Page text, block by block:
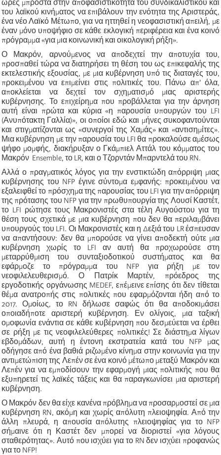
ώρες μπροστά στην αποφασιστικότητα του συνδικαλιστικού και
του λαϊκού κινήματος να επιβάλουν την ενότητα της Αριστεράς,
ένα νέο Λαϊκό Μέτωπο, για να ηττηθεί η νεοφασιστική απειλή, με
έναν μόνο υποψήφιο σε κάθε εκλογική περιφέρεια και ένα κοινό
πρόγραμμα «για μια κοινωνική και οικολογική ρήξη».
Ο Μακρόν, αρνούμενος να αποδεχτεί την αποτυχία του,
προσπαθεί τώρα να διατηρήσει τη θέση του ως επικεφαλής της
εκτελεστικής εξουσίας, με μια κυβέρνηση υπό τις διαταγές του,
προκειμένου να επιμείνει στις πολιτικές του. Πάνω απ' όλα,
αποκλείεται να δεχτεί τον σχηματισμό μιας αριστερής
κυβέρνησης. Το επιχείρημα που προβάλλεται για την άρνηση
αυτή είναι πρώτα και κύρια «η παρουσία υπουργών του LFI
(Ανυπότακτη Γαλλία)», οι οποίοι εδώ και μήνες συκοφαντούνται
και στιγματίζονται ως «συνεργοί της Χαμάς» και «αντισημίτες».
Μια κυβέρνηση με την παρουσία του LFI θα προκαλούσε αμέσως
ψήφο μομφής, διακήρυξαν ο Γκάμπιελ Αττάλ του κόμματος του
Μακρόν Ensemble, το LR, και ο Τζορντάν Μπαρντελά του RN.
Αλλά ο πραγματικός λόγος για την ενστικτώδη απόρριψη μιας
κυβέρνησης του NFP έγινε σύντομα εμφανής: προκειμένου να
εξαλειφθεί το πρόσχημα της παρουσίας του LFI για την απόρριψη
της πρότασης του NFP για την πρωθυπουργία της Λουσί Καστέτ,
το LFI ρώτησε τους Μακρονιστές στα τέλη Αυγούστου για τη
θέση τους σχετικά με μια κυβέρνηση που δεν θα περιλαμβάνει
υπουργούς του LFI. Οι Μακρονιστές και η Δεξιά του LR έσπευσαν
να απαντήσουν: δεν θα μπορούσε να γίνει αποδεκτή ούτε μια
κυβέρνηση χωρίς το LFI αν αυτή θα προχωρούσε στη
μεταρρύθμιση του συνταξιοδοτικού συστήματος και θα
εφάρμοζε το πρόγραμμα του NFP για ρήξη με τον
νεοφιλελευθερισμό. Ο Πατρίκ Μαρτέν, πρόεδρος της
εργοδοτικής οργάνωσης MEDEF, επέμεινε επίσης ότι δεν τίθεται
θέμα ανατροπής στις πολιτικές που εφαρμόζονται ήδη από το
2017. Ομοίως, το RN δήλωσε σαφώς ότι θα αποδοκιμάσει
οποιαδήποτε αριστερή κυβέρνηση. Εν ολίγοις, μια ταξική
ομοφωνία ενάντια σε κάθε κυβέρνηση που δεσμεύεται να έρθει
σε ρήξη με τις νεοφιλελεύθερες πολιτικές! Σε διάστημα λίγων
εβδομάδων, αυτή η έντονη εκστρατεία κατά του NFP μας
οδήγησε από ένα βαθιά ριζωμένο κίνημα στην κοινωνία για την
αντιμετώπιση της Λεπέν σε ένα κοινό μέτωπο μεταξύ Μακρόν και
Λεπέν για να εμποδίσουν την εφαρμογή μιας πολιτικής που θα
εξυπηρετεί τις λαϊκές τάξεις και θα παραγκωνίσει μια αριστερή
κυβέρνηση.
Ο Μακρόν δεν θα είχε κανένα πρόβλημα να προσαρμοστεί σε μια
κυβέρνηση RN, ακόμη και χωρίς απόλυτη πλειοψηφία. Από την
άλλη πλευρά, η απουσία απόλυτης πλειοψηφίας για το NFP
σήμαινε ότι η Καστέτ δεν μπορεί να διοριστεί «για λόγους
σταθερότητας». Αυτό που ισχύει για το RN δεν ισχύει προφανώς
για το NFP!